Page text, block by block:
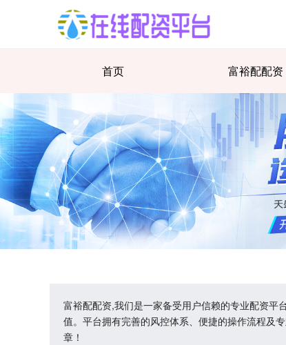
首页 富裕配配资
富裕配配资,我们是一家备受用户信赖的专业配资平
值。平台拥有完善的风控体系、便捷的操作流程及
章！